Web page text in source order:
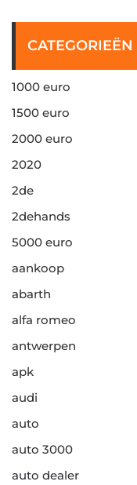
CATEGORIEËN
1000 euro
1500 euro
2000 euro
2020
2de
2dehands
5000 euro
aankoop
abarth
alfa romeo
antwerpen
apk
audi
auto
auto 3000
auto dealer